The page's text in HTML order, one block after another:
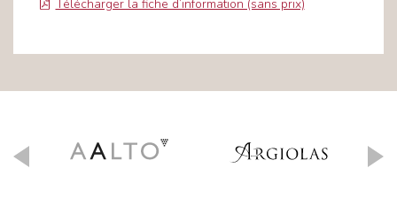
Télécharger la fiche d’information (sans prix)